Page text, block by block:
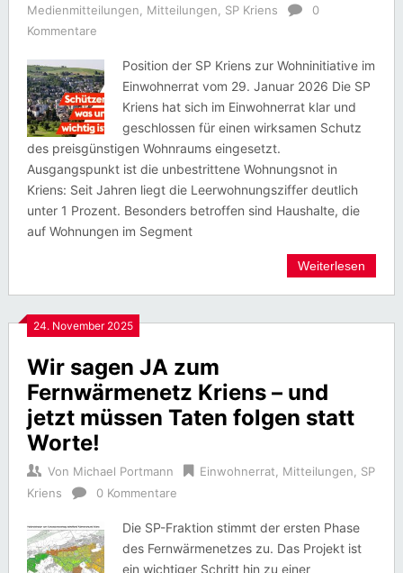
Medienmitteilungen
Mitteilungen SP Kriens
0
Kommentare
Position der SP Kriens zur Wohninitiative im
Einwohnerrat vom 29. Januar 2026 Die SP
Kriens hat sich im Einwohnerrat klar und
geschlossen für einen wirksamen Schutz
des preisgünstigen Wohnraums eingesetzt.
Ausgangspunkt ist die unbestrittene Wohnungsnot in
Kriens: Seit Jahren liegt die Leerwohnungsziffer deutlich
unter 1 Prozent. Besonders betroffen sind Haushalte, die
auf Wohnungen im Segment
Weiterlesen
24. November 2025
Wir sagen JA zum
Fernwärmenetz Kriens – und
jetzt müssen Taten folgen statt
Worte!
Von Michael Portmann Einwohnerrat Mitteilungen
SP
Kriens
0 Kommentare
Die SP-Fraktion stimmt der ersten Phase
des Fernwärmenetzes zu. Das Projekt ist
ein wichtiger Schritt hin zu einer